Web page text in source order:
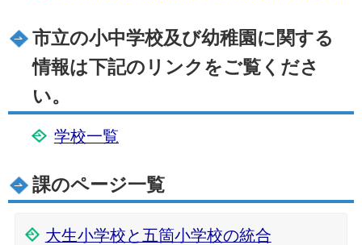
市立の小中学校及び幼稚園に関する
情報は下記のリンクをご覧くださ
い。
学校一覧
課のページ一覧
大生小学校と五箇小学校の統合